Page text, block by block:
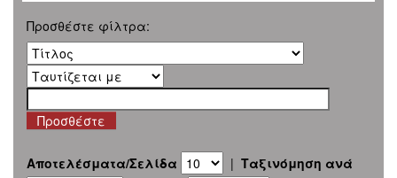
Προσθέστε φίλτρα:
Αποτελέσματα/Σελίδα | Ταξινόμηση ανά